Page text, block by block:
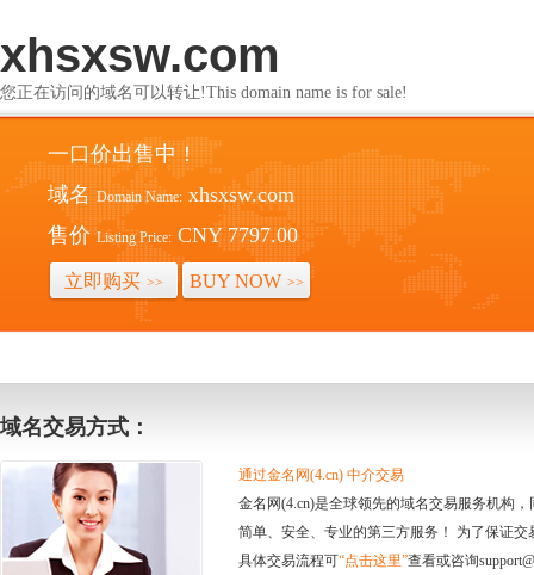
xhsxsw.com
您正在访问的域名可以转让!This domain name is for sale!
一口价出售中！
域名 Domain Name: xhsxsw.com
售价 Listing Price: CNY 7797.00
立即购买 >> BUY NOW >>
域名交易方式：
通过金名网(4.cn) 中介交易
金名网(4.cn)是全球领先的域名交易服务机构
简单、安全、专业的第三方服务！ 为了保证
具体交易流程可“点击这里”查看或咨询